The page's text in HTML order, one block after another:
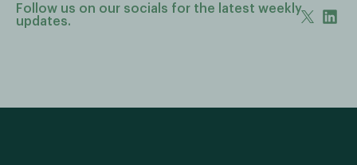
Follow us on our socials for the latest weekly
updates.